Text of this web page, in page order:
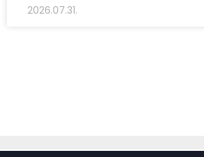
2026.07.31.